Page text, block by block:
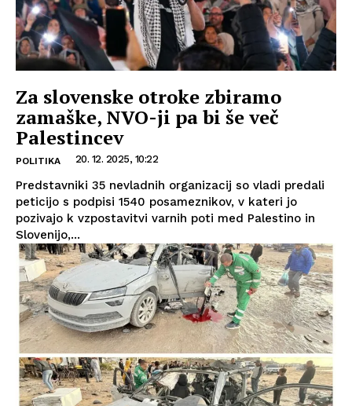
Za slovenske otroke zbiramo
zamaške, NVO-ji pa bi še več
Palestincev
POLITIKA 20. 12. 2025, 10:22
Predstavniki 35 nevladnih organizacij so vladi predali
peticijo s podpisi 1540 posameznikov, v kateri jo
pozivajo k vzpostavitvi varnih poti med Palestino in
Slovenijo,...